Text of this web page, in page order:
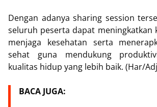
Dengan adanya sharing session
seluruh peserta dapat meningkatkan
menjaga kesehatan serta
sehat guna mendukung
kualitas hidup yang lebih baik. (Har/
BACA JUGA: